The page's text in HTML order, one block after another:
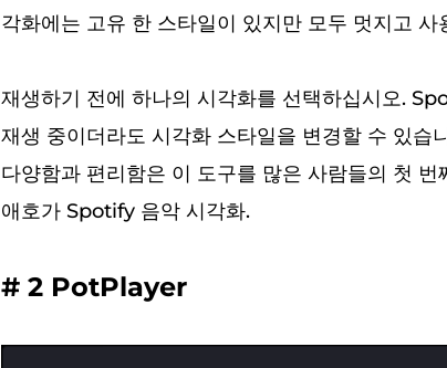
각화에는 고유 한 스타일이 있지만 모두 멋지고
재생하기 전에 하나의 시각화를 선택하십시오.
재생 중이더라도 시각화 스타일을 변경할 수 있습
다양함과 편리함은 이 도구를 많은 사람들의 첫
애호가 Spotify 음악 시각화.
# 2 PotPlayer